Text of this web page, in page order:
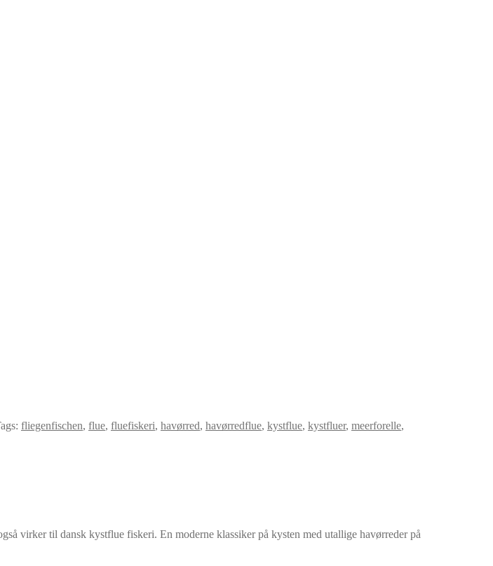
fliegenfischen, flue, fluefiskeri, havørred, havørredflue, kystflue, kystfluer, meerforelle,
virker til dansk kystflue fiskeri. En moderne klassiker på kysten med utallige havørreder på